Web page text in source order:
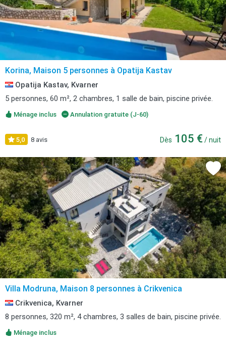
Korina, Maison 5 personnes à Opatija Kastav
Opatija Kastav, Kvarner
5 personnes, 60 m², 2 chambres, 1 salle de bain, piscine privée.
Ménage inclus Annulation gratuite (J-60)
5,0 8 avis Dès 105 € / nuit
Villa Modruna, Maison 8 personnes à Crikvenica
Crikvenica, Kvarner
8 personnes, 320 m², 4 chambres, 3 salles de bain, piscine privée.
Ménage inclus